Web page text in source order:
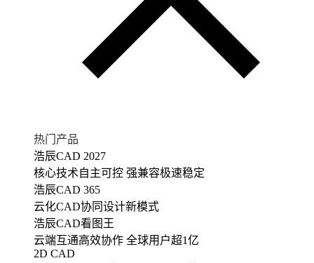
热门产品
浩辰CAD 2027
核心技术自主可控 强兼容极速稳定
浩辰CAD 365
云化CAD协同设计新模式
浩辰CAD看图王
云端互通高效协作 全球用户超1亿
2D CAD